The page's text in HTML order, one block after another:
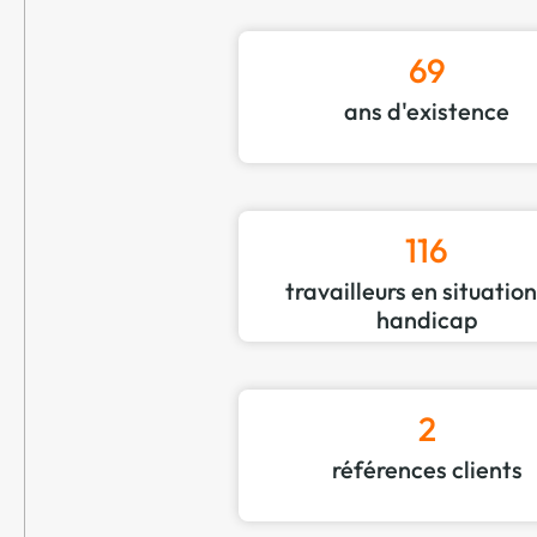
69
ans d'existence
116
travailleurs en
handicap
2
références clients